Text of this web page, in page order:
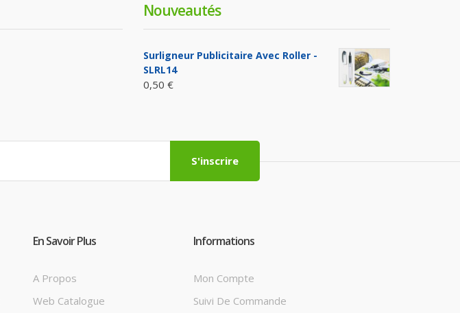
Nouveautés
Surligneur Publicitaire Avec Roller -
SLRL14
0,50 €
S'inscrire
En Savoir Plus
A Propos
Web Catalogue
Informations
Mon Compte
Suivi De Commande